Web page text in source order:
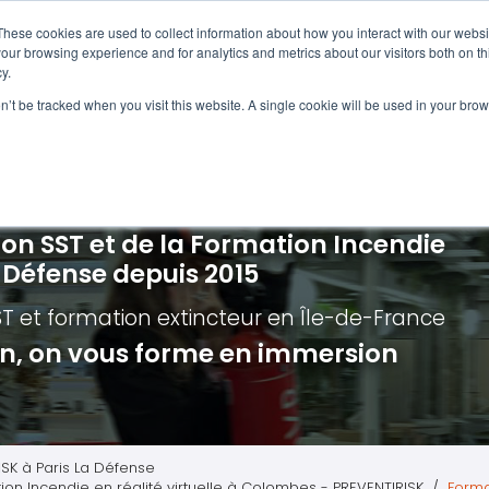
cookies are used to collect information about how you interact with our
browsing experience and for analytics and metrics about our visitors both on
be tracked when you visit this website. A single cookie will be used in your
incendie - Guide et Serre file
de première intervention
Extincteurs
en réalité augmentée
Évacuation établissements de
Évacuation secteur tertiaire
Évacuation secteur industriel
SST et de la Formation Incendie
depuis 2015
et formation extincteuren Île-de-France
on vous forme en immersion
à Paris La Défense